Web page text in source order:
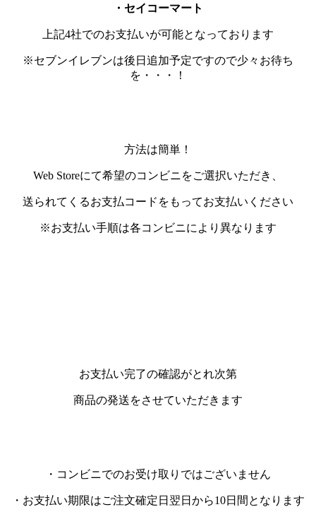
・セイコーマート
上記4社でのお支払いが可能となっております
※セブンイレブンは後日追加予定ですので少々お待ち
を・・・！
方法は簡単！
Web Storeにて希望のコンビニをご選択いただき、
送られてくるお支払コードをもってお支払いください
※お支払い手順は各コンビニにより異なります
お支払い完了の確認がとれ次第
商品の発送をさせていただきます
・コンビニでのお受け取りではございません
・お支払い期限はご注文確定日翌日から10日間となります